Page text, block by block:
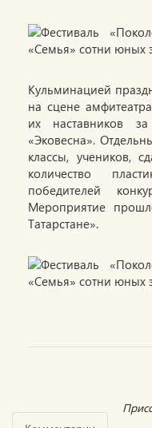
Кульминацией
на сцене
их наставников
«Эковесна».
классы, учеников,
количество
победителей
Мероприятие
Татарстане».